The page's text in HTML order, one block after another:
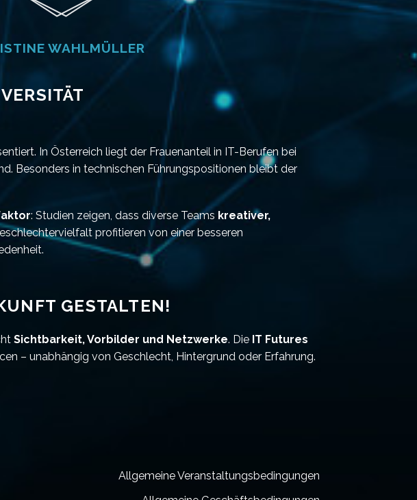
WAHLMÜLLER
In Österreich liegt der Frauenanteil in IT-Berufen bei
Besonders in technischen Führungspositionen bleibt der
: Studien zeigen, dass diverse Teams kreativer,
profitieren von einer besseren
GESTALTEN!
Sichtbarkeit, Vorbilder und Netzwerke. Die IT Futures
– unabhängig von Geschlecht, Hintergrund oder Erfahrung.
Allgemeine Veranstaltungsbedingungen